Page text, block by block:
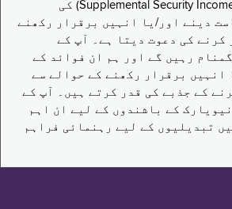
سیکیورٹی انکم (Supplemental Security Income, SSI) کی
دینے اور/یا انہیں برقرار رکھنے
کرنے کی دعوت دیتا ہے۔ آپ کے
رہیں گے اور ہم ان فوائد کے
انہیں برقرار رکھنے کے حوالے سے
کے جذبے کی قدر کرتے ہیں۔ آپ کے
کے باشندوں کے لیے ان اہم
تبدیلیوں کے لیے رہنمائی فراہم